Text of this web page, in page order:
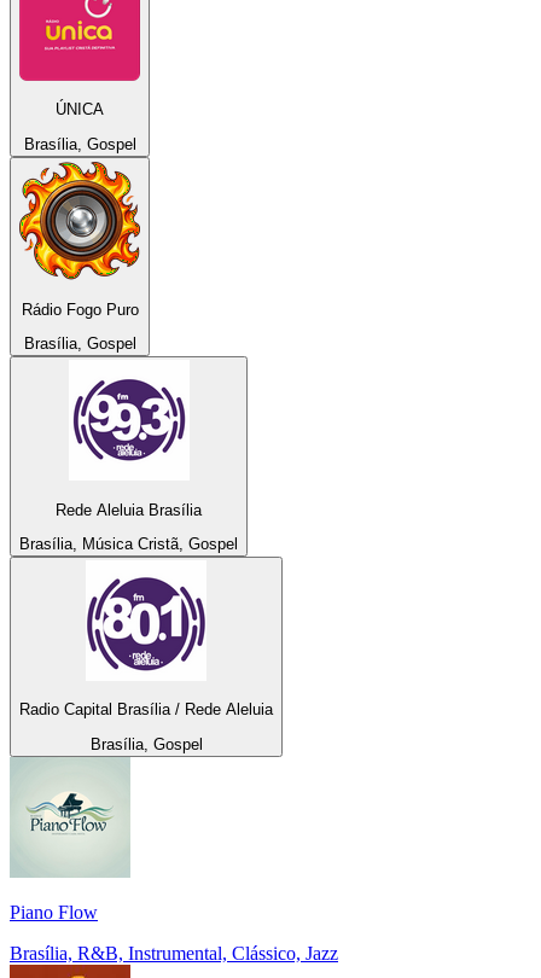
ÚNICA
Brasília, Gospel
Rádio Fogo Puro
Brasília, Gospel
Rede Aleluia Brasília
Brasília, Música Cristã, Gospel
Radio Capital Brasília / Rede Aleluia
Brasília, Gospel
Piano Flow
Brasília, R&B, Instrumental, Clássico, Jazz